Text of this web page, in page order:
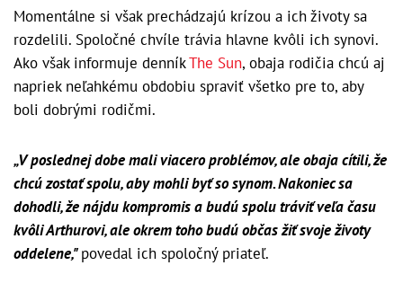
Momentálne si však prechádzajú krízou a ich životy sa
rozdelili. Spoločné chvíle trávia hlavne kvôli ich synovi.
Ako však informuje denníkThe Sun, obaja rodičia chcú aj
napriek neľahkému obdobiu spraviť všetko pre to, aby
boli dobrými rodičmi.
„V poslednej dobe mali viacero problémov, ale obaja cítili, že
chcú zostať spolu, aby mohli byť so synom. Nakoniec sa
dohodli, že nájdu kompromis a budú spolu tráviť veľa času
kvôli Arthurovi, ale okrem toho budú občas žiť svoje životy
oddelene,"povedal ich spoločný priateľ.